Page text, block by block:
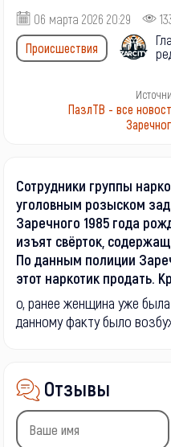
06 марта 2026 20:29
Происшествия
ПазлТВ - все
Сотрудники группы
уголовным розыском
Заречного 1985 года
изъят свёрток,
По данным полиции
этот наркотик продать.
о, ранее женщина уже
данному факту было
Отзывы